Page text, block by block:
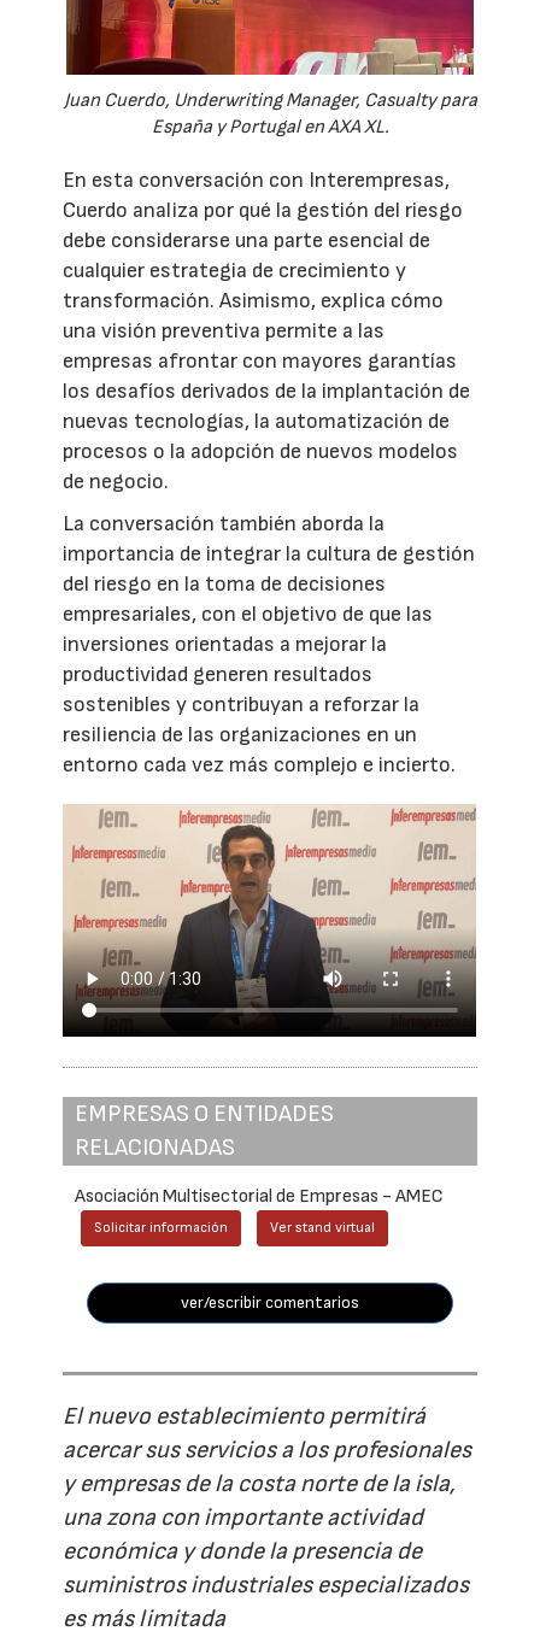
Juan Cuerdo, Underwriting Manager, Casualty para
España y Portugal en AXA XL.
En esta conversación con Interempresas,
Cuerdo analiza por qué la gestión del riesgo
debe considerarse una parte esencial de
cualquier estrategia de crecimiento y
transformación. Asimismo, explica cómo
una visión preventiva permite a las
empresas afrontar con mayores garantías
los desafíos derivados de la implantación de
nuevas tecnologías, la automatización de
procesos o la adopción de nuevos modelos
de negocio.
La conversación también aborda la
importancia de integrar la cultura de gestión
del riesgo en la toma de decisiones
empresariales, con el objetivo de que las
inversiones orientadas a mejorar la
productividad generen resultados
sostenibles y contribuyan a reforzar la
resiliencia de las organizaciones en un
entorno cada vez más complejo e incierto.
EMPRESAS O ENTIDADES
RELACIONADAS
Asociación Multisectorial de Empresas - AMEC
Solicitar información Ver stand virtual
ver/escribir comentarios
El nuevo establecimiento permitirá
acercar sus servicios a los profesionales
y empresas de la costa norte de la isla,
una zona con importante actividad
económica y donde la presencia de
suministros industriales especializados
es más limitada